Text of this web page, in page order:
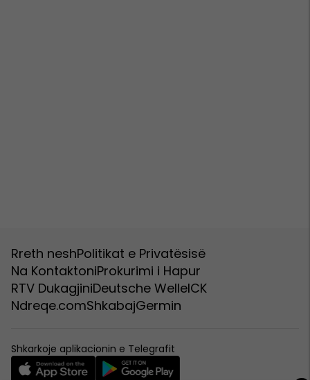
Rreth neshPolitikat e Privatësisë
Na KontaktoniProkurimi i Hapur
RTV DukagjiniDeutsche WelleICK
Ndreqe.comShkabajGermin
Shkarkoje aplikacionin e Telegrafit